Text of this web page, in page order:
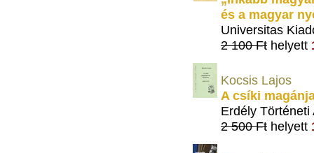
és a magyar
Universitas
2 100 Ft helyett
Kocsis Lajos
A csíki
Erdély
2 500 Ft helyett